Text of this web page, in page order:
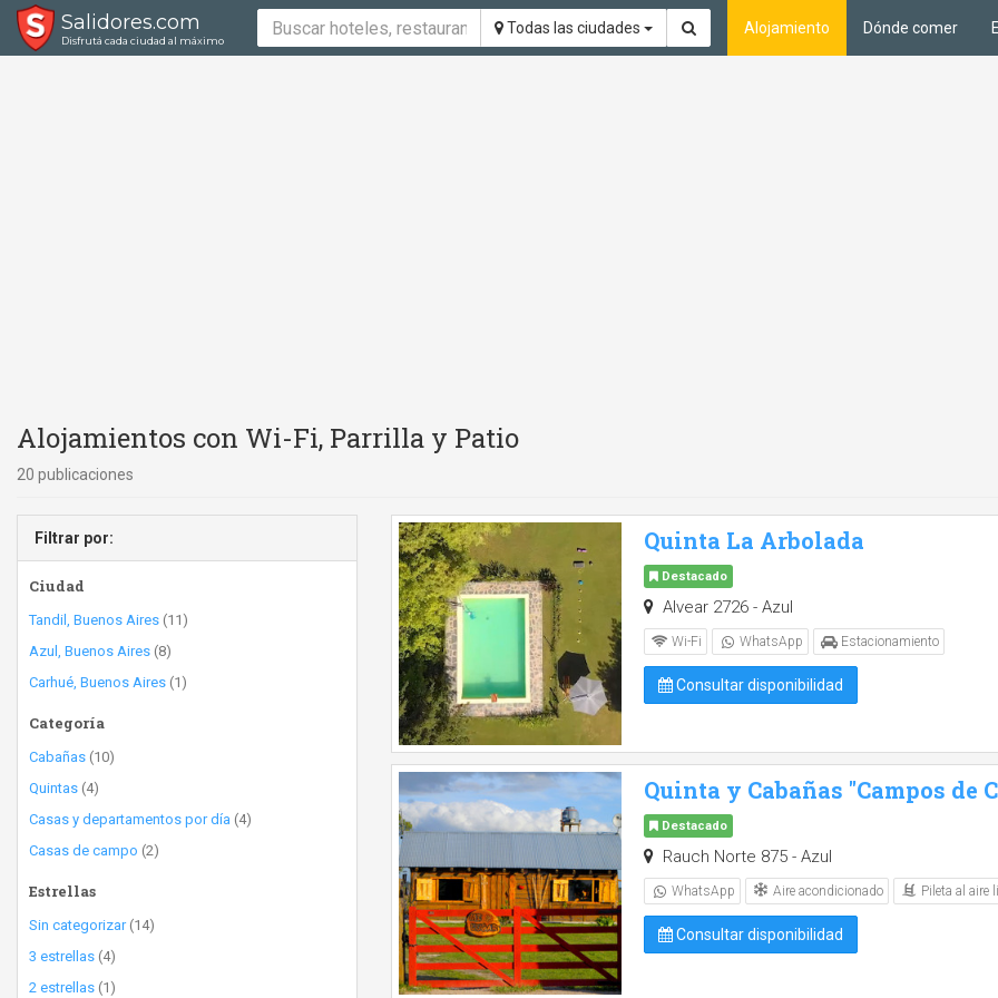
Salidores.com
Disfrutá cada ciudad al máximo
Todas las ciudades Alojamiento Dónde comer
Alojamientos con Wi-Fi, Parrilla y Patio
20 publicaciones
Filtrar por:
Ciudad
Tandil, Buenos Aires (11)
Azul, Buenos Aires (8)
Carhué, Buenos Aires (1)
Categoría
Cabañas (10)
Quintas (4)
Casas y departamentos por día (4)
Casas de campo (2)
Estrellas
Sin categorizar(14)
3 estrellas (4)
2 estrellas (1)
Quinta La Arbolada
Destacado
Alvear 2726 - Azul
Wi-Fi WhatsApp Estacionamiento
Consultar disponibilidad
Quinta y Cabañas "Campos de
Destacado
Rauch Norte 875 - Azul
WhatsApp Aire acondicionado Pileta al aire
Consultar disponibilidad